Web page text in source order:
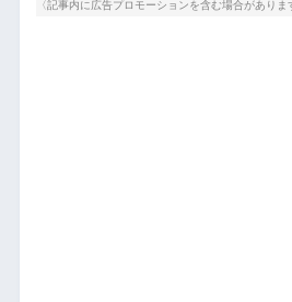
〈記事内に広告プロモーションを含む場合がありま